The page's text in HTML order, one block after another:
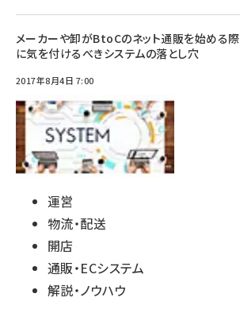
メーカーや卸がBtoCのネット通販を始める際
に気を付けるべきシステムの落とし穴
2017年8月4日 7:00
運営
物流・配送
開店
通販・ECシステム
解説・ノウハウ